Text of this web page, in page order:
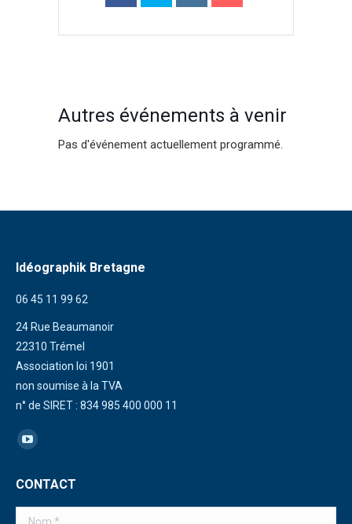
Autres événements à venir
Pas d'événement actuellement programmé.
Idéographik Bretagne
06 45 11 99 62
24 Rue Beaumanoir
22310 Trémel
Association loi 1901
non soumise à la TVA
n° de SIRET : 834 985 400 000 11
Trouvez nous sur :
La
YouTube
s'ouvre
CONTACT
Nom *